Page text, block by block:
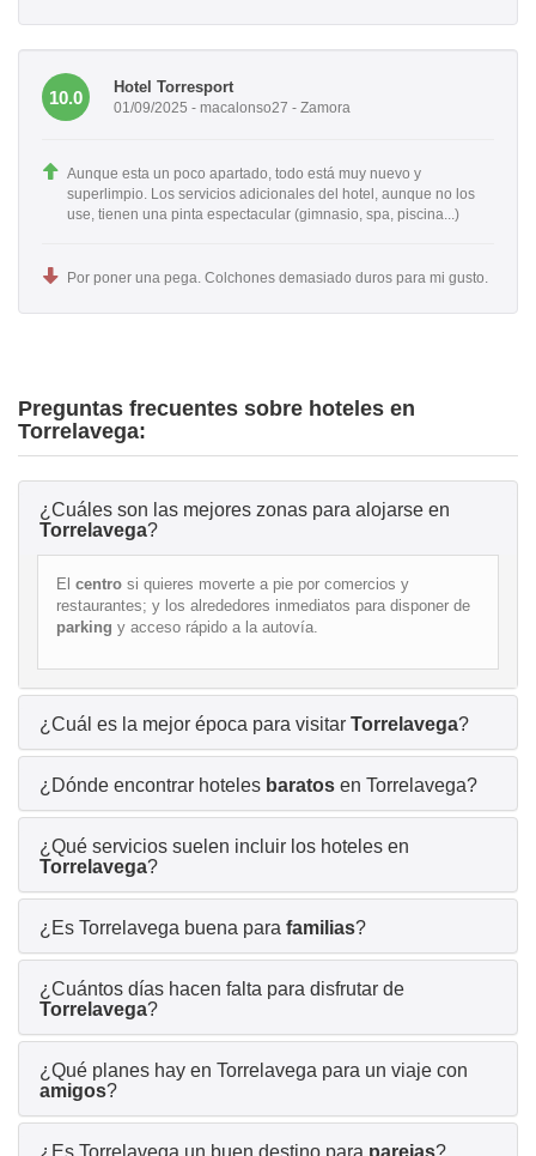
10.0
Hotel Torresport
01/09/2025 - macalonso27 - Zamora
Aunque esta un poco apartado, todo está muy nuevo y
superlimpio. Los servicios adicionales del hotel, aunque no los
use, tienen una pinta espectacular (gimnasio, spa, piscina...)
Por poner una pega. Colchones demasiado duros para mi gusto.
Preguntas frecuentes sobre hoteles en
Torrelavega:
¿Cuáles son las mejores zonas para alojarse en
Torrelavega?
El centro si quieres moverte a pie por comercios y
restaurantes; y los alrededores inmediatos para disponer de
parking y acceso rápido a la autovía.
¿Cuál es la mejor época para visitar Torrelavega?
¿Dónde encontrar hoteles baratos en Torrelavega?
¿Qué servicios suelen incluir los hoteles en
Torrelavega?
¿Es Torrelavega buena para familias?
¿Cuántos días hacen falta para disfrutar de
Torrelavega?
¿Qué planes hay en Torrelavega para un viaje con
amigos?